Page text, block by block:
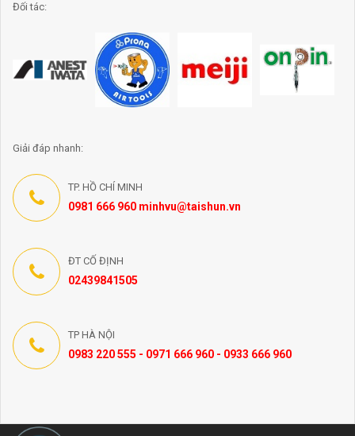
Đối tác:
Giải đáp nhanh:
TP. HỒ CHÍ MINH
0981 666 960 minhvu@taishun.vn
ĐT CỐ ĐỊNH
02439841505
TP HÀ NỘI
0983 220 555 - 0971 666 960 - 0933 666 960